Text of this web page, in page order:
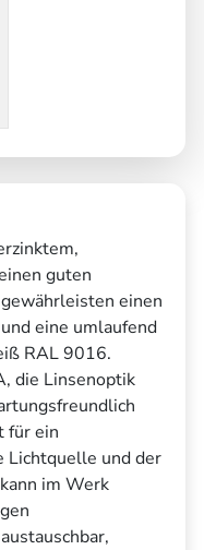
guten
einen
eine umlaufend
RAL 9016.
die Linsenoptik
für ein
Lichtquelle und der
im Werk